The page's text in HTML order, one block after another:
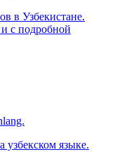
в Узбекистане.
с подробной
узбекском языке.